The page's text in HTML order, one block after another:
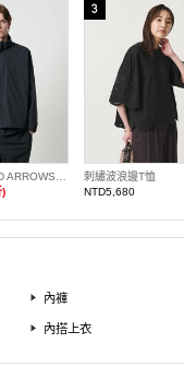
)
刺繡波浪邊T恤
NTD5,680
內褲
內搭上衣